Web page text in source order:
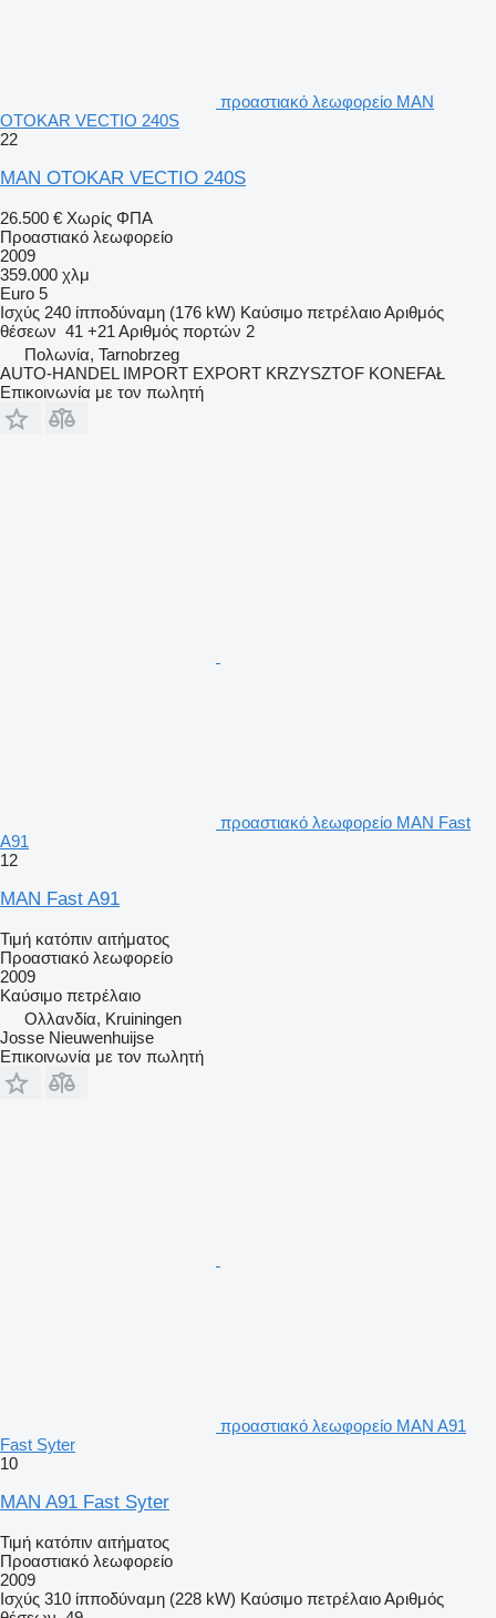
προαστιακό λεωφορείο MAN
OTOKAR VECTIO 240S
22
MAN OTOKAR VECTIO 240S
26.500 € Χωρίς ΦΠΑ
Προαστιακό λεωφορείο
2009
359.000 χλμ
Euro 5
Ισχύς 240 ίπποδύναμη (176 kW) Καύσιμο πετρέλαιοΑριθμός
θέσεων 41 +21 Αριθμός πορτών 2
Πολωνία, Tarnobrzeg
AUTO-HANDEL IMPORT EXPORT KRZYSZTOF KONEFAŁ
Επικοινωνία με τον πωλητή
προαστιακό λεωφορείο MAN Fast
A91
12
MAN Fast A91
Τιμή κατόπιν αιτήματος
Προαστιακό λεωφορείο
2009
Καύσιμο πετρέλαιο
Ολλανδία, Kruiningen
Josse Nieuwenhuijse
Επικοινωνία με τον πωλητή
προαστιακό λεωφορείο MAN A91
Fast Syter
10
MAN A91 Fast Syter
Τιμή κατόπιν αιτήματος
Προαστιακό λεωφορείο
2009
Ισχύς 310 ίπποδύναμη (228 kW) Καύσιμο πετρέλαιοΑριθμός